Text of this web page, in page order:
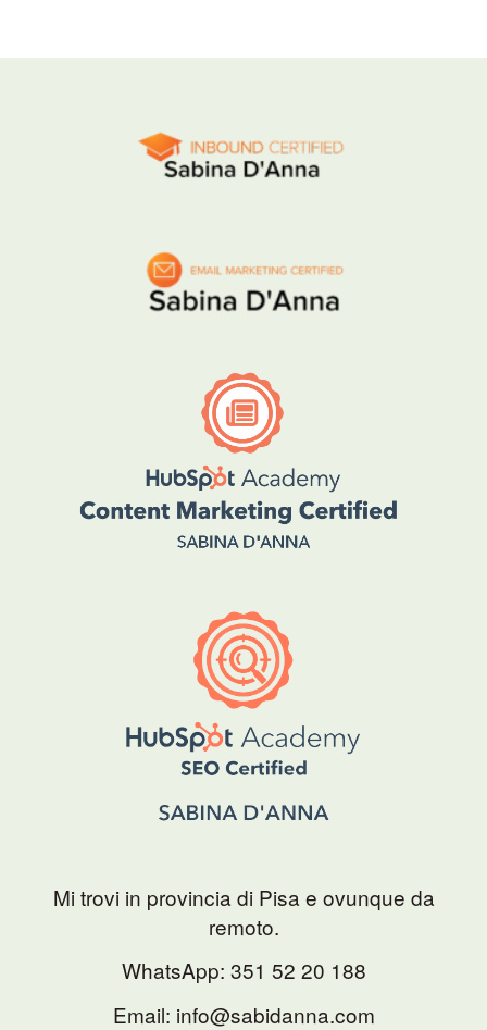
Mi trovi in provincia di Pisa e ovunque da
remoto.
WhatsApp: 351 52 20 188
Email: info@sabidanna.com